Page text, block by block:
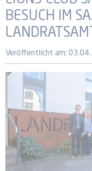
BESUCH IM
Veröffentlicht am: